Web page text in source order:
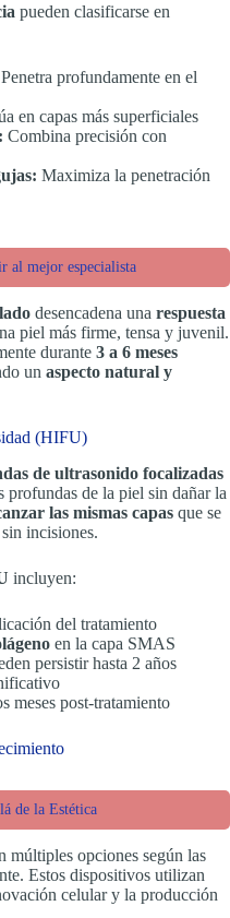
pueden clasificarse en
Penetra profundamente en el
en capas más superficiales
Combina precisión con
Maximiza la penetración
al mejor especialista
desencadena una respuesta
piel más firme, tensa y juvenil.
durante 3 a 6 meses
un aspecto natural y
(HIFU)
de ultrasonido focalizadas
profundas de la piel sin dañar la
las mismas capas que se
incisiones.
incluyen:
del tratamiento
en la capa SMAS
persistir hasta 2 años
meses post-tratamiento
de la Estética
múltiples opciones según las
Estos dispositivos utilizan
celular y la producción